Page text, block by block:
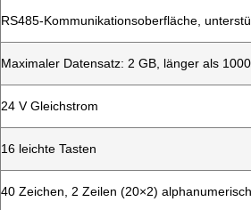
RS485-Kommunikationsoberfläche,
Maximaler Datensatz: 2 GB, länger als
24 V Gleichstrom
16 leichte Tasten
40 Zeichen, 2 Zeilen (20×2)